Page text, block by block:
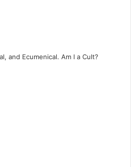
and Ecumenical. Am I a Cult?